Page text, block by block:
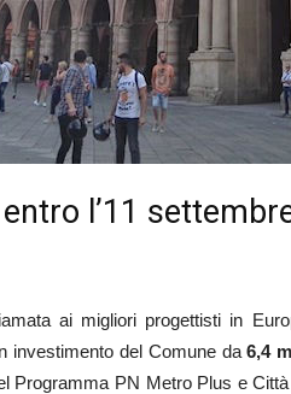
l’11
ai migliori progettisti in
investimento del Comune da6,4
Programma PN Metro Plus e